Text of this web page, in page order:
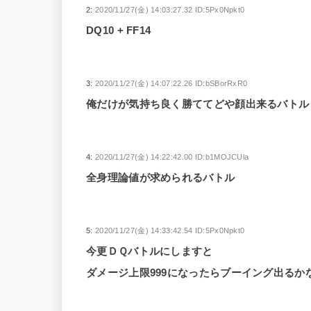
2: 2020/11/27(金) 14:03:27.32 ID:5Px0Npkt0
DQ10 + FF14
3: 2020/11/27(金) 14:07:22.26 ID:bSBorRxR0
俺だけが気持ち良く勝ててどや顔出来るバトル
4: 2020/11/27(金) 14:22:42.00 ID:b1MOJCUla
全身理論値が求められるバトル
5: 2020/11/27(金) 14:33:42.54 ID:5Px0Npkt0
今更ＤＱバトルにしますと
ダメージ上限999になったらブーイング出るか